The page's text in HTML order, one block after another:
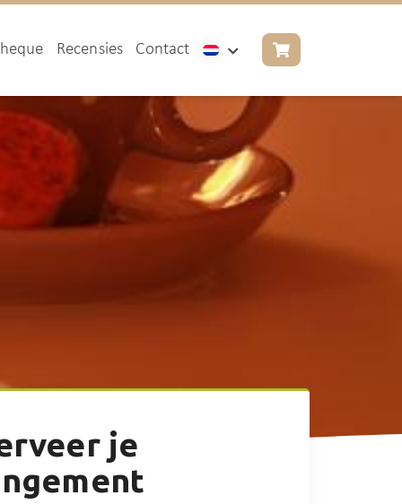
Recensies Contact Nederlands
je